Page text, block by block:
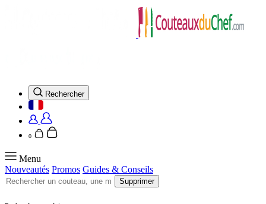
Rechercher
0
Menu
Nouveautés Promos Guides & Conseils
Supprimer